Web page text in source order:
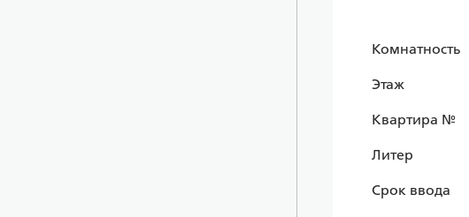
Комнатность
Этаж
Квартира №
Литер
Срок ввода